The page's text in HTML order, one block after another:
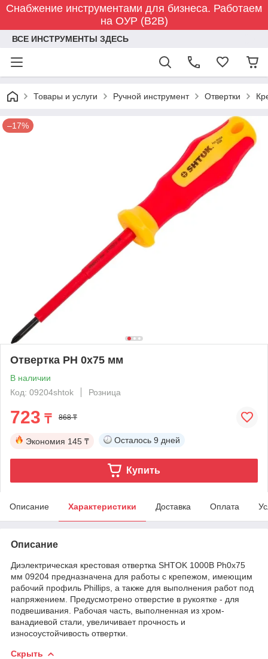
Снабжение инструментами для бизнеса. Работаем
на ОУР (B2B)
ВСЕ ИНСТРУМЕНТЫ ЗДЕСЬ
Товары и услуги Ручной инструмент Отвертки
–17%
Отвертка РН 0х75 мм
В наличии
Код: 09204shtok
Розница
723 ₸ 868 ₸
Экономия 145 ₸ Осталось 9 дней
Купить
Описание Характеристики Доставка Оплата
Описание
Диэлектрическая крестовая отвертка SHTOK 1000В Ph0x75
мм 09204 предназначена для работы с крепежом, имеющим
рабочий профиль Phillips, а также для выполнения работ под
напряжением. Предусмотрено отверстие в рукоятке - для
подвешивания. Рабочая часть, выполненная из хром-
ванадиевой стали, увеличивает прочность и
износоустойчивость отвертки.
Скрыть